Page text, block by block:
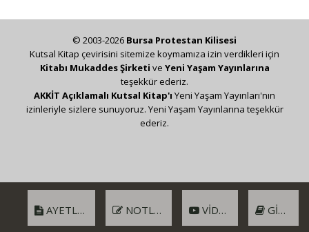
AYETLER NOTLAR VIDEO GIRIŞ
© 2003-2026 Bursa Protestan Kilisesi
Kutsal Kitap çevirisini sitemize koymamıza izin verdikleri için
Kitabı Mukaddes Şirketi ve Yeni Yaşam Yayınlarına
teşekkür ederiz.
AKKİT Açıklamalı Kutsal Kitap'ı Yeni Yaşam Yayınları'nın
izinleriyle sizlere sunuyoruz. Yeni Yaşam Yayınlarına teşekkür
ederiz.